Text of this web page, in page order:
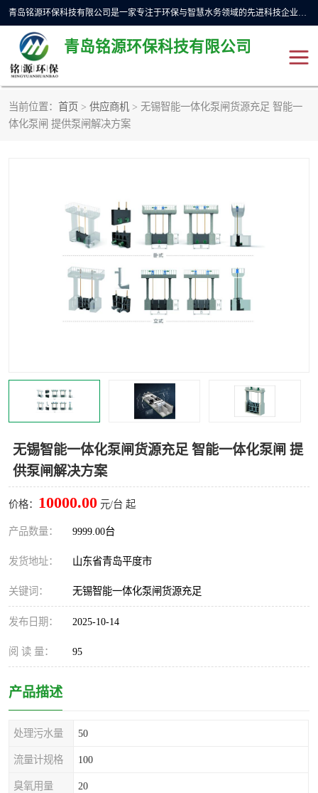
青岛铭源环保科技有限公司是一家专注于环保与智慧水务领域的先进科技企业，公司专注于云智能一体化预制泵站、水务循环利用、海绵城市、云智慧水务开发及新型环保技术研发等领域。铭源环保以为客户提供优质产品、专业技术服务为己任。为客户提供量身定制方案，提供多种配置方案满足实际使用要求。严控供货周期，并提供高标准后期维护。以环保为己任，视质量如生命，以技术做先导，靠诚信赢客户。
青岛铭源环保科技有限公司
当前位置： 首页 > 供应商机 > 无锡智能一体化泵闸货源充足 智能一
体化泵闸 提供泵闸解决方案
无锡智能一体化泵闸货源充足 智能一体化泵闸 提
供泵闸解决方案
价格： 10000.00 元/台 起
产品数量： 9999.00台
发货地址： 山东省青岛平度市
关键词： 无锡智能一体化泵闸货源充足
发布日期： 2025-10-14
阅 读 量： 95
产品描述
处理污水量 50
流量计规格 100
臭氧用量 20
一体化HMPP泵站
加压泵房/灌溉泵房
雨水收集回用装置 门式冲洗装置
一体化泵闸
真空冲洗设备
水平自清洗格栅